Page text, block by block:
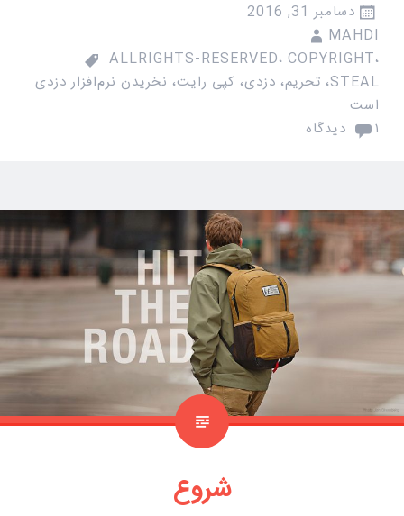
دسامبر 31, 2016
MAHDI
ALLRIGHTS-RESERVED، COPYRIGHT،
STEAL، تحریم، دزدی، کپی رایت، نخریدن نرم‌افزار دزدی
است
۱ دیدگاه
شروع